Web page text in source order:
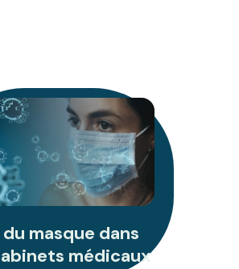
masque dans
médicaux